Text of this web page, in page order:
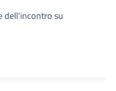
dell'incontro su